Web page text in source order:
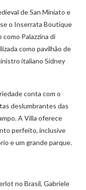
de San Miniato e
o Inserrata Boutique
Palazzina di
como pavilhão de
italiano Sidney
conta com o
deslumbrantes das
A Villa oferece
perfeito, inclusive
e um grande parque.
no Brasil, Gabriele